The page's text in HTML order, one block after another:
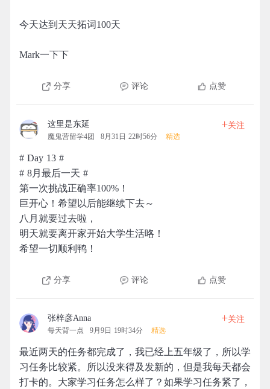
今天达到天天拓词100天
Mark一下下
分享 评论 点赞
这里是东延
魔鬼营留学4团 8月31日 22时56分 精选
+关注
# Day 13 #
# 8月最后一天 #
第一次挑战正确率100%！
巨开心！希望以后能继续下去～
八月就要过去啦，
明天就要离开家开始大学生活咯！
希望一切顺利鸭！
分享 评论 点赞
张梓彦Anna
每天背一点 9月9日 19时34分 精选
+关注
最近两天的任务都完成了，我已经上五年级了，所以学
习任务比较紧。所以没来得及发新的，但是我每天都会
打卡的。大家学习任务怎么样了？如果学习任务紧了，